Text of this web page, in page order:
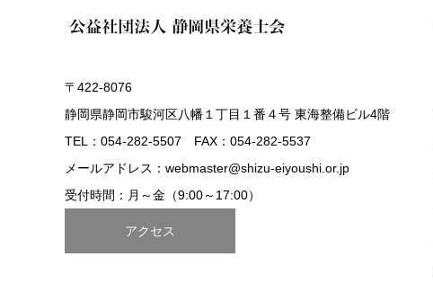
〒422-8076
静岡県静岡市駿河区八幡１丁目１番４号 東海整備ビル4階
TEL：054-282-5507 FAX：054-282-5537
メールアドレス：webmaster@shizu-eiyoushi.or.jp
受付時間：月～金（9:00～17:00）
アクセス